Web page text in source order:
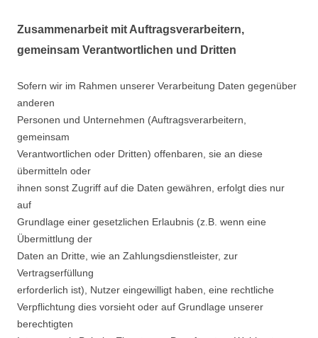
Zusammenarbeit mit Auftragsverarbeitern,
gemeinsam Verantwortlichen und Dritten
Sofern wir im Rahmen unserer Verarbeitung Daten gegenüber
anderen
Personen und Unternehmen (Auftragsverarbeitern,
gemeinsam
Verantwortlichen oder Dritten) offenbaren, sie an diese
übermitteln oder
ihnen sonst Zugriff auf die Daten gewähren, erfolgt dies nur
auf
Grundlage einer gesetzlichen Erlaubnis (z.B. wenn eine
Übermittlung der
Daten an Dritte, wie an Zahlungsdienstleister, zur
Vertragserfüllung
erforderlich ist), Nutzer eingewilligt haben, eine rechtliche
Verpflichtung dies vorsieht oder auf Grundlage unserer
berechtigten